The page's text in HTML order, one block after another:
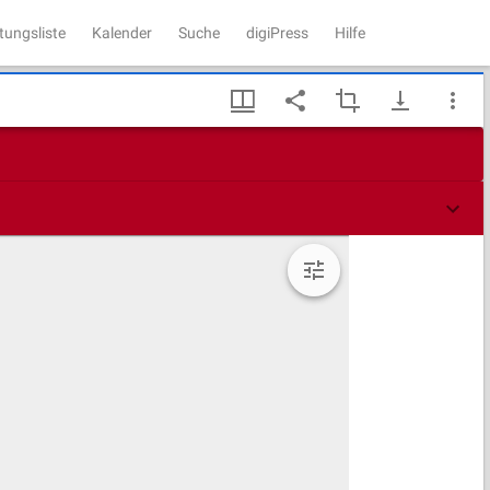
Kalender Suche digiPress Hilfe